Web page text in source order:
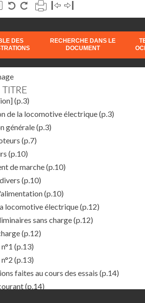
DES
RECHERCHE DANS LE
DOCUMENT
(p.3)
de la locomotive électrique(p.3)
générale(p.3)
(p.7)
(p.10)
de marche(p.10)
(p.10)
(p.10)
locomotive électrique(p.12)
sans charge(p.12)
(p.12)
(p.13)
(p.13)
faites au cours des essais (p.14)
(p.14)